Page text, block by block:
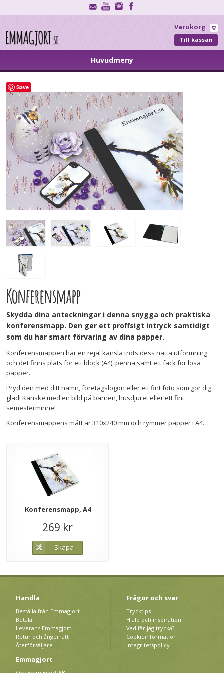
Varukorg
Till kassan
Huvudmeny
Save
Konferensmapp
Skydda dina anteckningar i denna snygga och praktiska
konferensmapp. Den ger ett proffsigt intryck samtidigt
som du har smart förvaring av dina papper.
Konferensmappen har en rejäl känsla trots dess nätta utformning
och det finns plats för ett block (A4), penna samt ett fack för lösa
papper.
Pryd den med ditt namn, företagslogon eller ett fint foto som gör dig
glad! Kanske med en bild på barnen, husdjuret eller ett fint
semesterminne!
Konferensmappens mått är 310x240 mm och rymmer papper i A4.
Konferensmapp, A4
269 kr
Skapa
Handla
Beställa från Emmagjort
Betala
Leverans Emmagjort
Retur och ångerrätt
Återförsäljare
Frågor och svar
Trycktips
Hjälp och inspiration
Vad får jag trycka?
Cookieinformation
Integritetspolicy
Emmagjort